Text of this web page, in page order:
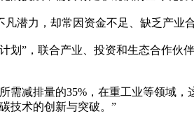
潜力，却常因资金不足、缺乏产业
划”，联合产业、投资和生态合作
需减排量的35%，在重工业等领域
技术的创新与突破。”